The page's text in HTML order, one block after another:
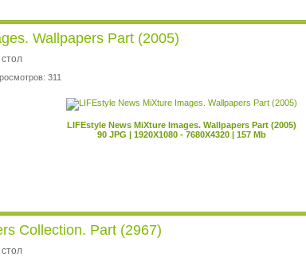
Wallpapers Part (2005)
311
LIFEstyle News MiXture Images. Wallpapers Part (2005)
90 JPG | 1920X1080 - 7680X4320 | 157 Mb
Collection. Part (2967)